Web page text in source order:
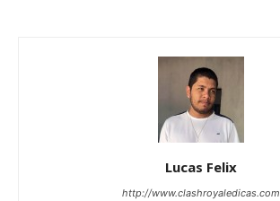
Lucas Felix
http://www.clashroyaledicas.com